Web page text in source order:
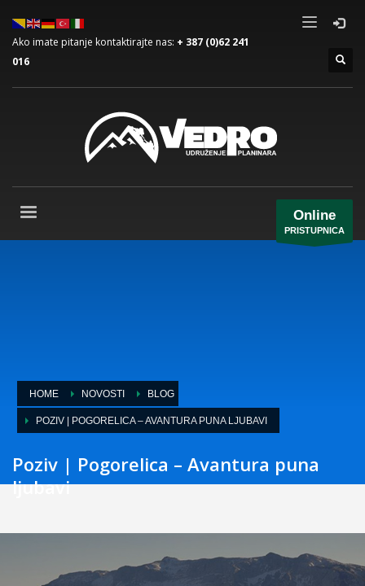
Ako imate pitanje kontaktirajte nas: + 387 (0)62 241
016
Online
PRISTUPNICA
HOME NOVOSTI BLOG
POZIV | POGORELICA – AVANTURA PUNA LJUBAVI
Poziv | Pogorelica – Avantura puna
ljubavi